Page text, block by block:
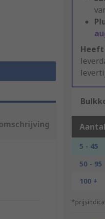
Heeft
5 - 45
50 - 95
100 +